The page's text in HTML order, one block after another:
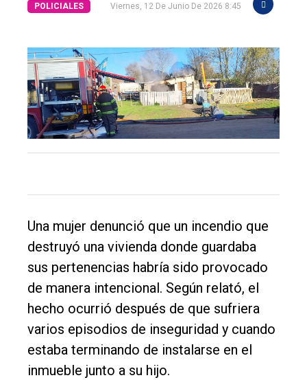
El
Balcarce
Inicio
Tendencia
Int.
General
Política
POLICIALES Viernes, 12 De Junio De 2026 8:45
Una mujer denunció que un incendio que
destruyó una vivienda donde guardaba
sus pertenencias habría sido provocado
de manera intencional. Según relató, el
hecho ocurrió después de que sufriera
varios episodios de inseguridad y cuando
estaba terminando de instalarse en el
inmueble junto a su hijo.